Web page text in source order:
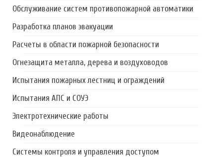
Обслуживание систем противопожарной автоматики
Разработка планов эвакуации
Расчеты в области пожарной безопасности
Огнезащита металла, дерева и воздуховодов
Испытания пожарных лестниц и ограждений
Испытания АПС и СОУЭ
Электротехнические работы
Видеонаблюдение
Системы контроля и управления доступом